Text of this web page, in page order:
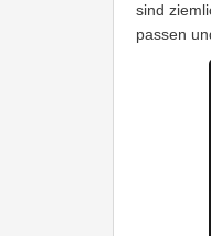
sind
passen